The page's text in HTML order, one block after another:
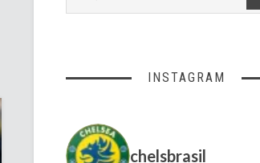
INSTAGRAM
chelsbrasil